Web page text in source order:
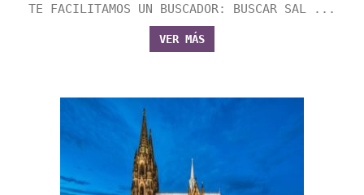
TE FACILITAMOS UN BUSCADOR: BUSCAR SAL ...
VER MÁS